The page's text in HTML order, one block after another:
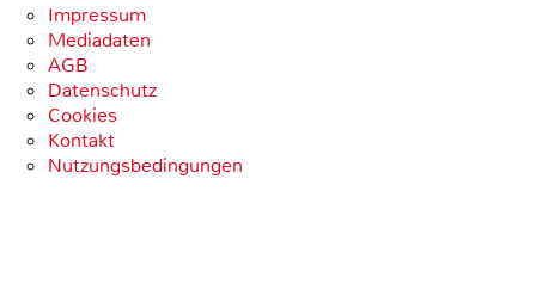
Impressum
Mediadaten
AGB
Datenschutz
Cookies
Kontakt
Nutzungsbedingungen